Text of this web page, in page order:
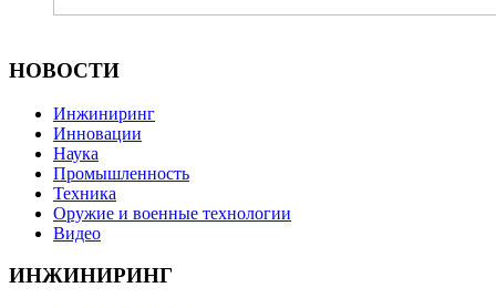
НОВОСТИ
Инжиниринг
Инновации
Наука
Промышленность
Техника
Оружие и военные технологии
Видео
ИНЖИНИРИНГ